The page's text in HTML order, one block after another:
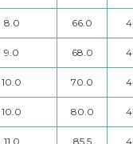
8.0 66.0
9.0 68.0
10.0 70.0
10.0 80.0
11.0 85.5